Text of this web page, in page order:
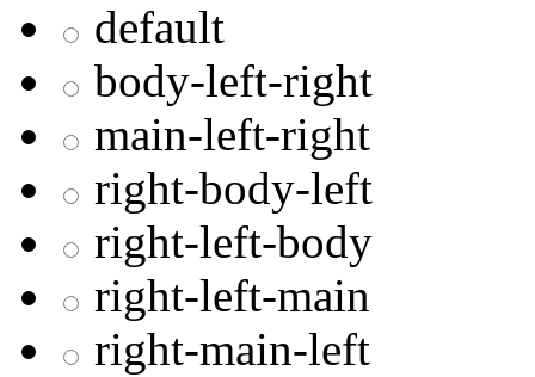
default
body-left-right
main-left-right
right-body-left
right-left-body
right-left-main
right-main-left